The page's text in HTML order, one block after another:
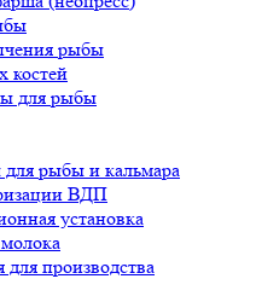
рыбы
костей
для рыбы
рыбы и кальмара
ВДП
установка
производства